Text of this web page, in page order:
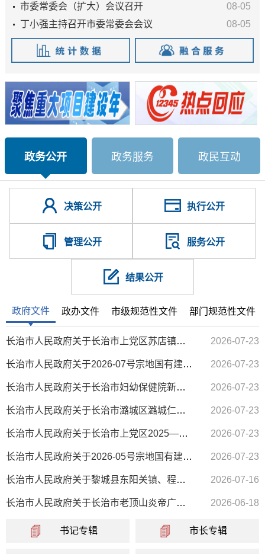
市委常委会（扩大）会议召开
08-05
丁小强主持召开市委常委会会议
08-05
政务公开 政务服务 政民互动
决策公开 执行公开
管理公开 服务公开
结果公开
政府文件 政办文件 市级规范性文件 部门规范性文件
2026-07-23
长治市人民政府关于长治市上党区苏店镇郝店村SD-HD-01 地块控制性详细规划等四项规划的批复
2026-07-23
长治市人民政府关于2026-07号宗地国有建设用地使用权等 3个拍卖出让方案的批复
2026-07-23
长治市人民政府关于长治市妇幼保健院新院区建设项目划拨供地方案的批复
2026-07-23
长治市人民政府关于长治市潞城区潞城仁和300MW/600MWh独立储能项目国有建设用地使用权协议出让方案的批复
2026-07-23
长治市人民政府关于长治市上党区2025—32号宗地、 2025—33号宗地国有建设用地使用权协议出让方案的批复
2026-07-23
长治市人民政府关于2026-05号宗地国有建设用地使用权等 2个拍卖出让方案的批复
2026-07-16
长治市人民政府关于黎城县东阳关镇、程家山镇2个镇级国土空间总体规划（2021-2035年）的批复
2026-06-18
长治市人民政府关于长治市老顶山炎帝广场片区提升规划研究等四项规划的批复
书记专辑 市长专辑